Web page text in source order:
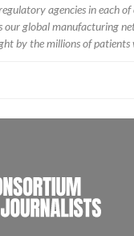
agencies in each
global manufacturing
by the millions of patients